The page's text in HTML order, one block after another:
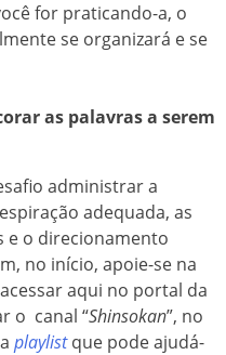
for praticando-a, o
se organizará e se
as palavras a serem
administrar a
adequada, as
e o direcionamento
no início, apoie-se na
aqui no portal da
o canal “Shinsokan”, no
playlistque pode ajudá-